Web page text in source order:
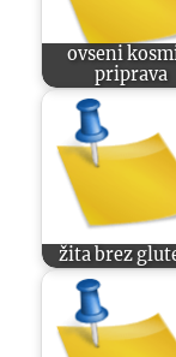
ovseni
priprava
žita brez